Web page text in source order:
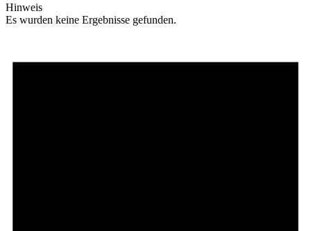
Hinweis
Es wurden keine Ergebnisse gefunden.